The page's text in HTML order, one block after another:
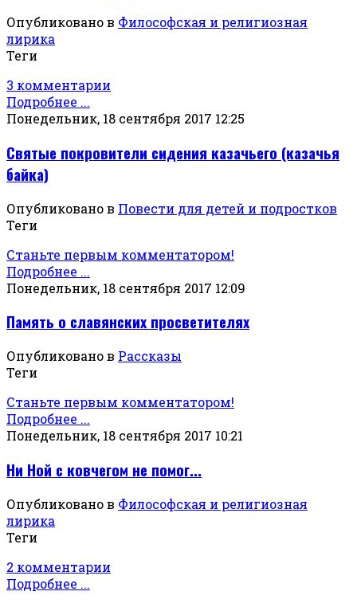
Опубликовано в Философская и религиозная
лирика
Теги
3 комментарии
Подробнее ...
Понедельник, 18 сентября 2017 12:25
Святые покровители сидения казачьего (казачья
байка)
Опубликовано в Повести для детей и подростков
Теги
Станьте первым комментатором!
Подробнее ...
Понедельник, 18 сентября 2017 12:09
Память о славянских просветителях
Опубликовано в Рассказы
Теги
Станьте первым комментатором!
Подробнее ...
Понедельник, 18 сентября 2017 10:21
Ни Ной с ковчегом не помог...
Опубликовано в Философская и религиозная
лирика
Теги
2 комментарии
Подробнее ...